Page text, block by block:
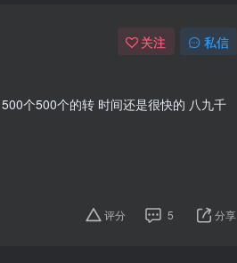
关注 私信
个500个的转 时间还是很快的 八九千
评分 5 分享